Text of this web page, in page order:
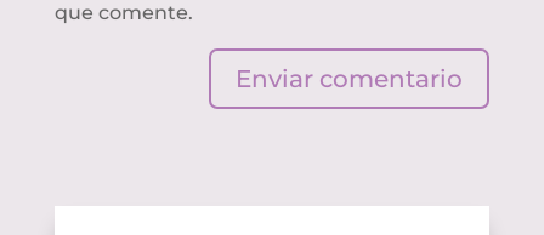
que comente.
Enviar comentario